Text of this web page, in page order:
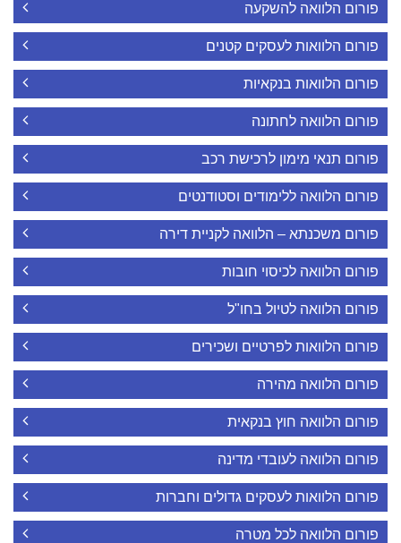
פורום הלוואה להשקעה
פורום הלוואות לעסקים קטנים
פורום הלוואות בנקאיות
פורום הלוואה לחתונה
פורום תנאי מימון לרכישת רכב
פורום הלוואה ללימודים וסטודנטים
פורום משכנתא – הלוואה לקניית דירה
פורום הלוואה לכיסוי חובות
פורום הלוואה לטיול בחו"ל
פורום הלוואות לפרטיים ושכירים
פורום הלוואה מהירה
פורום הלוואה חוץ בנקאית
פורום הלוואה לעובדי מדינה
פורום הלוואות לעסקים גדולים וחברות
פורום הלוואה לכל מטרה